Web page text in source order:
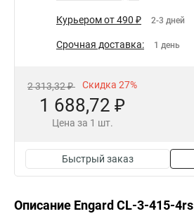
Курьером от 490 ₽ 2-3 дней
Срочная доставка: 1 день
2 313,32 ₽ Скидка 27%
1 688,72 ₽
Цена за 1 шт.
Быстрый заказ
Описание Engard CL-3-415-4rs